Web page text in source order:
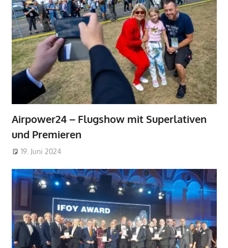
Airpower24 – Flugshow mit Superlativen
und Premieren
19. Juni 2024